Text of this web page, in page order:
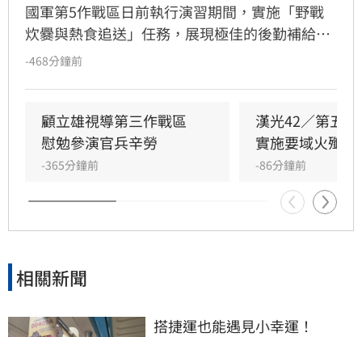
國軍第5作戰區日前執行演習期間，實施「野戰
炊爨與熱食追送」任務，展現極佳的後勤補給能
力。面對野外環境烹調限制，食勤官兵不僅克服
點即展開備料，並針對運輸特性調整餐點，減少
湯汁以防滲漏。透過高效的機動追送車隊，將熱
騰騰的餐點送抵前線戰術陣地，在嚴酷演習環境
下，成功維繫官兵體力，為國家安全發揮堅強戰
力，體現國軍後勤支援的高專業度與韌性。
-468分鐘前
顧立雄視導第三作戰區
慰勉參演官兵辛勞
-365分鐘前
漢光42／第五
實施要域火殲演
-86分鐘前
相關新聞
搭捷運也能遇見小幸運！